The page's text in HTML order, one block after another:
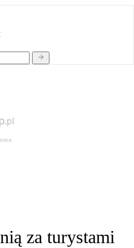
za turystami